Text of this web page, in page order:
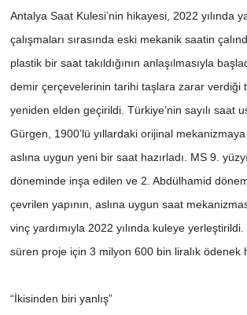
Antalya Saat Kulesi’nin hikayesi, 2022 yılında
çalışmaları sırasında eski mekanik saatin
plastik bir saat takıldığının anlaşılmasıyla
demir çerçevelerinin tarihi taşlara zarar verdiği
yeniden elden geçirildi. Türkiye’nin sayılı saat
Gürgen, 1900’lü yıllardaki orijinal
aslına uygun yeni bir saat hazırladı. MS 9.
döneminde inşa edilen ve 2. Abdülhamid
çevrilen yapının, aslına uygun saat
vinç yardımıyla 2022 yılında kuleye
süren proje için 3 milyon 600 bin liralık ödenek
“İkisinden biri yanlış”